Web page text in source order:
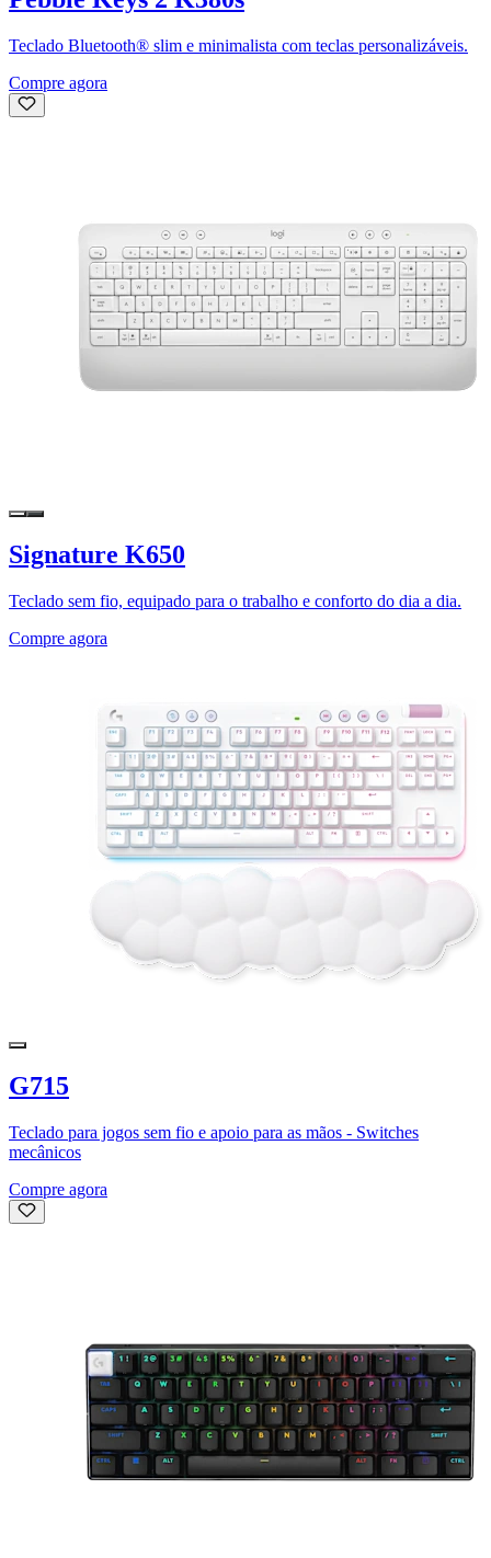
Teclado Bluetooth® slim e minimalista com teclas personalizáveis.
Compre agora
Signature K650
Teclado sem fio, equipado para o trabalho e conforto do dia a dia.
Compre agora
G715
Teclado para jogos sem fio e apoio para as mãos - Switches
mecânicos
Compre agora